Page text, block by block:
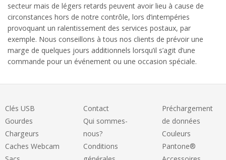
secteur mais de légers retards peuvent avoir lieu à cause de
circonstances hors de notre contrôle, lors d’intempéries
provoquant un ralentissement des services postaux, par
exemple. Nous conseillons à tous nos clients de prévoir une
marge de quelques jours additionnels lorsqu’il s’agit d’une
commande pour un événement ou une occasion spéciale.
Clés USB
Gourdes
Chargeurs
Caches Webcam
Contact
Qui sommes-
nous?
Conditions
Préchargement
de données
Couleurs
Pantone®